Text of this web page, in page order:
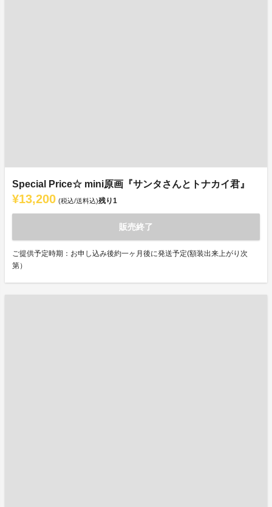
Special Price☆ mini原画『サンタさんとトナカイ君』
¥13,200 (税込/送料込)残り1
販売終了
ご提供予定時期：お申し込み後約一ヶ月後に発送予定(額装出来上がり次
第）